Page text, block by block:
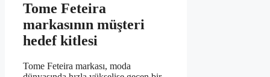
Tome Feteira
markasının müşteri
hedef kitlesi
Tome Feteira markası, moda